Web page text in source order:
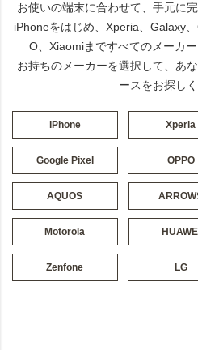
お使いの端末に合わせて、手元に
iPhoneをはじめ、Xperia、Galaxy
O、Xiaomiまですべてのメーカ
お持ちのメーカーを選択して、あ
ースをお探しく
iPhone Xperia
Google Pixel OPPO
AQUOS
Motorola HUAWEI
Zenfone LG